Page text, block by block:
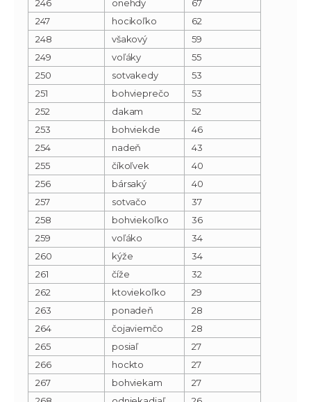
246 onehdy
67
247
hocikoľko
62
248
všakový
59
249
voľáky
55
250
sotvakedy
53
251
bohvieprečo
53
252
dakam
52
253
bohviekde
46
254
nadeň
43
255
číkoľvek
40
256
bársaký
40
257
sotvačo
37
258
bohviekoľko
36
259
voľáko
34
260
kýže
34
261
číže
32
262
ktoviekoľko
29
263
ponadeň
28
264
čojaviemčo
28
265
posiaľ
27
266
hockto
27
267
bohviekam
27